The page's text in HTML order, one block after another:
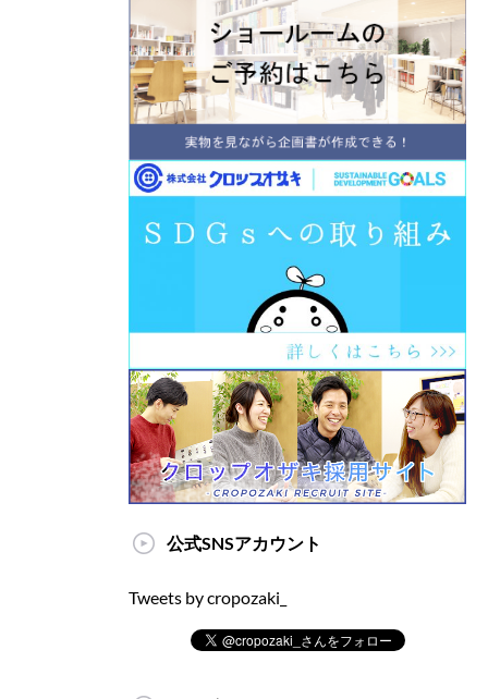
公式SNSアカウント
Tweets by cropozaki_